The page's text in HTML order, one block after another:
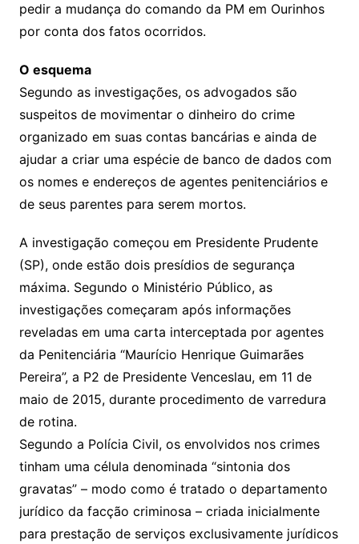
pedir a mudança do comando da PM em Ourinhos
por conta dos fatos ocorridos.
O esquema
Segundo as investigações, os advogados são
suspeitos de movimentar o dinheiro do crime
organizado em suas contas bancárias e ainda de
ajudar a criar uma espécie de banco de dados com
os nomes e endereços de agentes penitenciários e
de seus parentes para serem mortos.
A investigação começou em Presidente Prudente
(SP), onde estão dois presídios de segurança
máxima. Segundo o Ministério Público, as
investigações começaram após informações
reveladas em uma carta interceptada por agentes
da Penitenciária “Maurício Henrique Guimarães
Pereira”, a P2 de Presidente Venceslau, em 11 de
maio de 2015, durante procedimento de varredura
de rotina.
Segundo a Polícia Civil, os envolvidos nos crimes
tinham uma célula denominada “sintonia dos
gravatas” – modo como é tratado o departamento
jurídico da facção criminosa – criada inicialmente
para prestação de serviços exclusivamente jurídicos